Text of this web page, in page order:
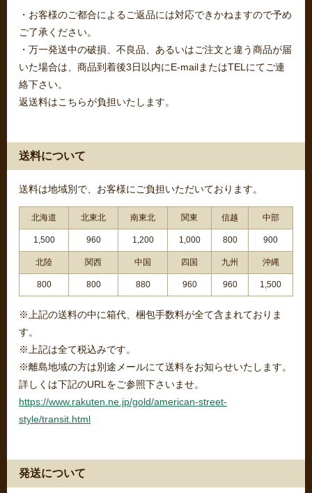
・お客様のご都合によるご返品には対応できかねますので予め
ご了承ください。
・万一発送中の破損、不良品、あるいはご注文と違う商品が届
いた場合は、商品到着後3日以内にE-mailまたはTELにてご連
絡下さい。
返送料はこちらが負担いたします。
送料について
送料は地域別で、お客様にご負担いただいております。
北海道 北東北 南東北 関東 信越 中部
1,500 960 1,200 1,000 800 900
北陸 関西 中国 四国 九州 沖縄
800 800 880 960 960 1,500
※上記の送料の中に箱代、梱包手数料が全て含まれておりま
す。
※上記は全て税込みです。
※離島地域の方は別途メールにて送料をお知らせいたします。
詳しくは下記のURLをご参照下さいませ。
https://www.rakuten.ne.jp/gold/american-street-
style/transit.html
発送について